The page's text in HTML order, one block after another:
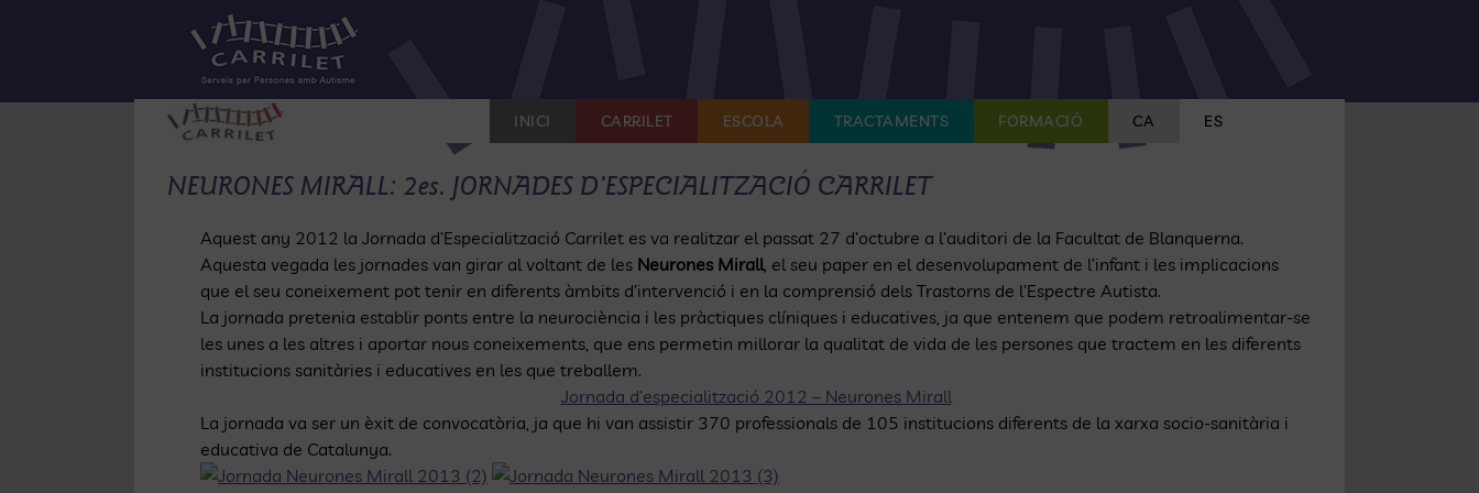
INICI CARRILET ESCOLA TRACTAMENTS FORMACIÓ CA ES
NEURONES MIRALL: 2es. JORNADES D’ESPECIALITZACIÓ CARRILET
Aquest any 2012 la Jornada d’Especialització Carrilet es va realitzar el passat 27 d’octubre a l’auditori de la Facultat de Blanquerna.
Aquesta vegada les jornades van girar al voltant de les Neurones Mirall, el seu paper en el desenvolupament de l’infant i les implicacions
que el seu coneixement pot tenir en diferents àmbits d’intervenció i en la comprensió dels Trastorns de l’Espectre Autista.
La jornada pretenia establir ponts entre la neurociència i les pràctiques clíniques i educatives, ja que entenem que podem retroalimentar-se
les unes a les altres i aportar nous coneixements, que ens permetin millorar la qualitat de vida de les persones que tractem en les diferents
institucions sanitàries i educatives en les que treballem.
Jornada d’especialització 2012 – Neurones Mirall
La jornada va ser un èxit de convocatòria, ja que hi van assistir 370 professionals de 105 institucions diferents de la xarxa socio-sanitària i
educativa de Catalunya.